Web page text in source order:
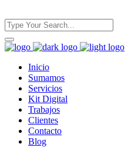
Inicio
Sumamos
Servicios
Kit Digital
Trabajos
Clientes
Contacto
Blog